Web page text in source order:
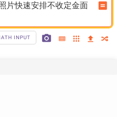
片快速安排不收定金面
INPUT